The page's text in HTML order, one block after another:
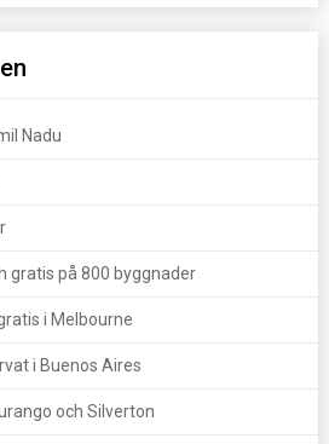
Nadu
gratis på 800 byggnader
i Melbourne
i Buenos Aires
och Silverton